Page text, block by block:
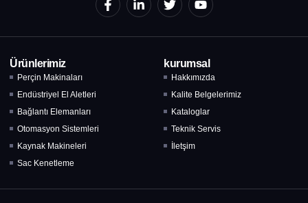
Ürünlerimiz
Perçin Makinaları
Endüstriyel El Aletleri
Bağlantı Elemanları
Otomasyon Sistemleri
Kaynak Makineleri
Sac Kenetleme
kurumsal
Hakkımızda
Kalite Belgelerimiz
Kataloglar
Teknik Servis
İletşim